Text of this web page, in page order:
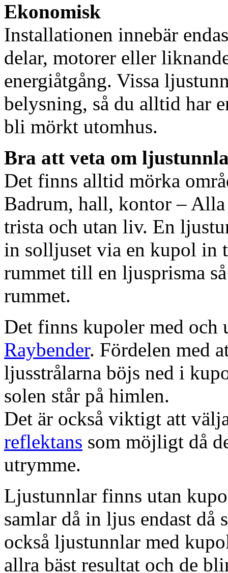
Ekonomisk
Installationen innebär
delar, motorer eller
energiåtgång. Vissa
belysning, så du alltid har
bli mörkt utomhus.
Bra att veta om
Det finns alltid mörka
Badrum, hall, kontor – Alla
trista och utan liv. En
in solljuset via en kupol in
rummet till en ljusprisma
rummet.
Det finns kupoler med och
Raybender. Fördelen med
ljusstrålarna böjs ned i
solen står på himlen.
Det är också viktigt att
reflektans som möjligt då
utrymme.
Ljustunnlar finns utan
samlar då in ljus endast då
också ljustunnlar med
allra bäst resultat och de